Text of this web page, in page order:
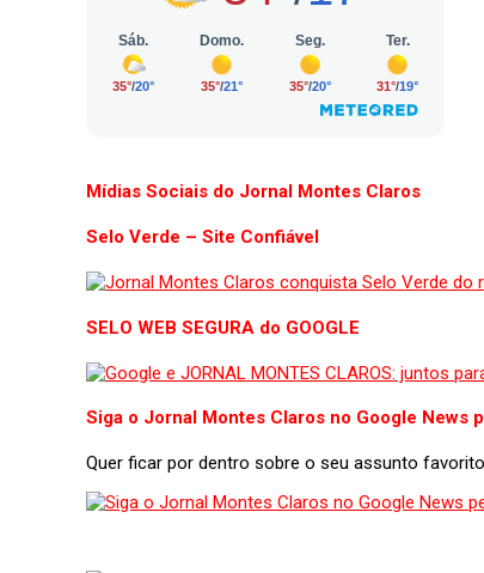
Mídias Sociais do Jornal Montes Claros
Selo Verde – Site Confiável
SELO WEB SEGURA do GOOGLE
Siga o Jornal Montes Claros no Google News
Quer ficar por dentro sobre o seu assunto